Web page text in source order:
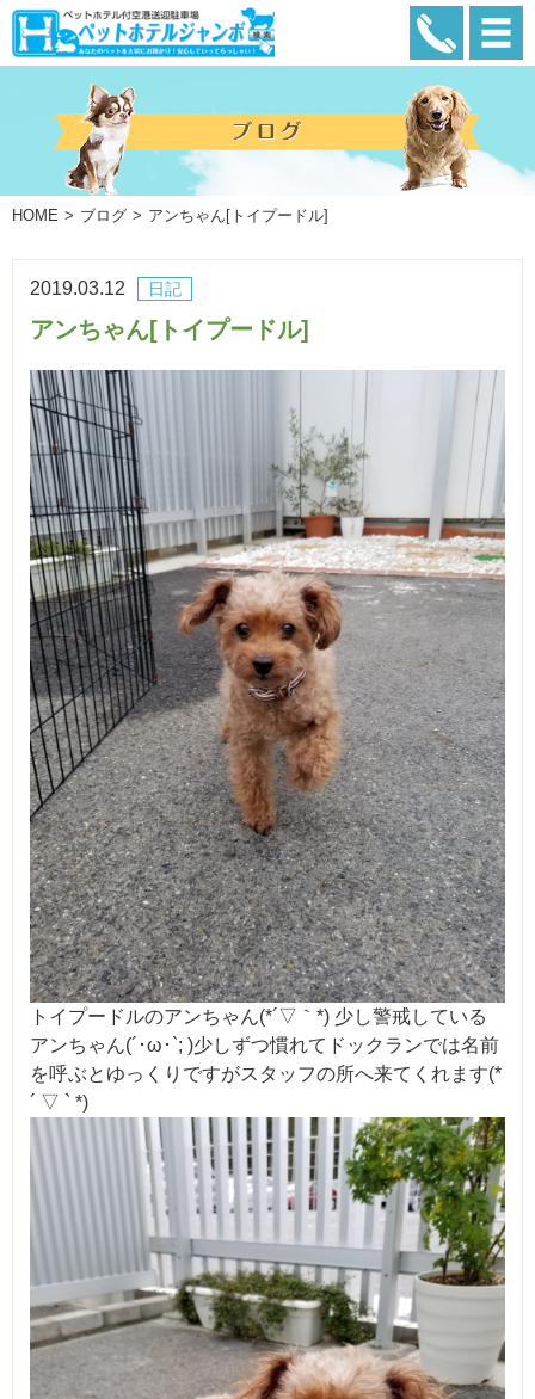
HOME ブログ アンちゃん[トイプードル]
日記
2019.03.12
アンちゃん[トイプードル]
トイプードルのアンちゃん(*´▽｀*) 少し警戒している
アンちゃん(´･ω･`; )少しずつ慣れてドックランでは名前
を呼ぶとゆっくりですがスタッフの所へ来てくれます(*
´ ▽ ` *)